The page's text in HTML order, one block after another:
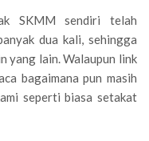
SKMM sendiri telah
dua kali, sehingga
yang lain. Walaupun link
bagaimana pun masih
seperti biasa setakat